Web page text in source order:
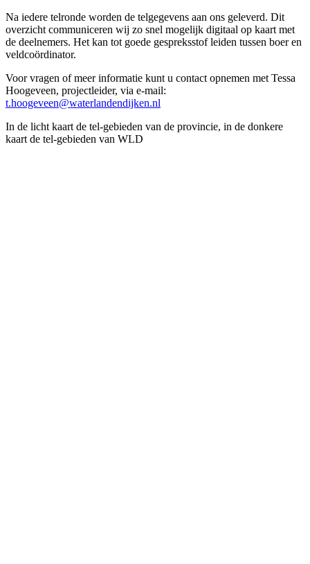
Na iedere telronde worden de telgegevens aan ons geleverd. Dit
overzicht communiceren wij zo snel mogelijk digitaal op kaart met
de deelnemers. Het kan tot goede gespreksstof leiden tussen boer en
veldcoördinator.
Voor vragen of meer informatie kunt u contact opnemen met Tessa
Hoogeveen, projectleider, via e-mail:
t.hoogeveen@waterlandendijken.nl
In de licht kaart de tel-gebieden van de provincie, in de donkere
kaart de tel-gebieden van WLD